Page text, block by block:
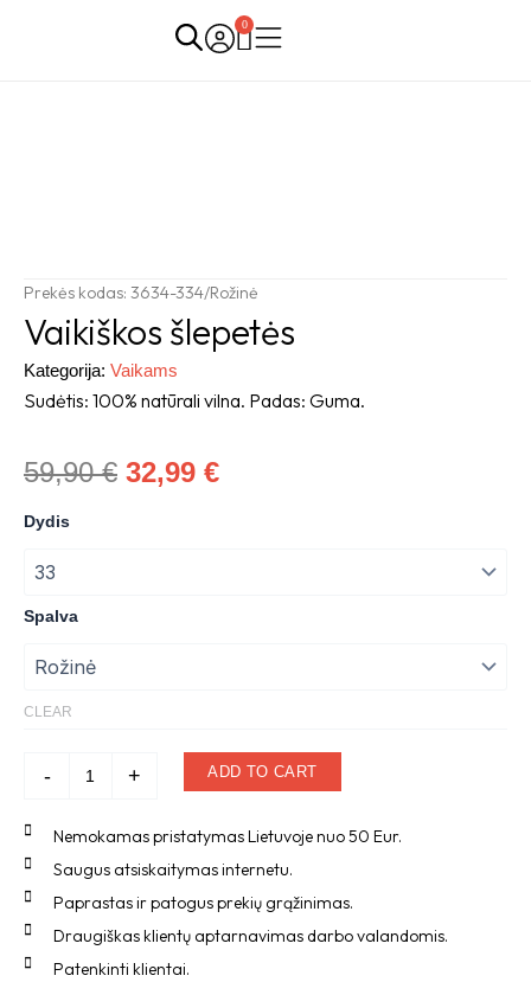
0
Cart
Prekės kodas: 3634-334/Rožinė
Vaikiškos šlepetės
Kategorija: Vaikams
Sudėtis: 100% natūrali vilna. Padas: Guma.
59,90€ Original
32,99 €Current
Dydis
Spalva
CLEAR
-
Vaikiškos
šlepetės
+ ADD TO CART
Nemokamas pristatymas Lietuvoje nuo 50 Eur.
Saugus atsiskaitymas internetu.
Paprastas ir patogus prekių grąžinimas.
Draugiškas klientų aptarnavimas darbo valandomis.
Patenkinti klientai.